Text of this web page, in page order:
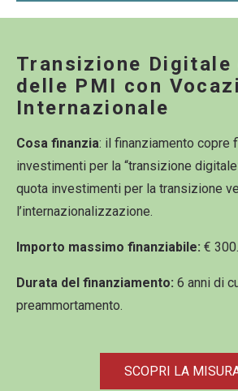
Transizione Digitale
delle PMI con
Internazionale
Cosa finanzia: il finanziamento copre
investimenti per la “transizione
quota investimenti per la transizione
l’internazionalizzazione.
Importo massimo finanziabile: €
Durata del finanziamento: 6 anni di
preammortamento.
SCOPRI LA